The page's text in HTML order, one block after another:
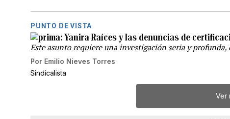
PUNTO DE VISTA
Yanira Raíces y las denuncias de
Este asunto requiere una investigación seria y
Por Emilio Nieves Torres
Sindicalista
Ver